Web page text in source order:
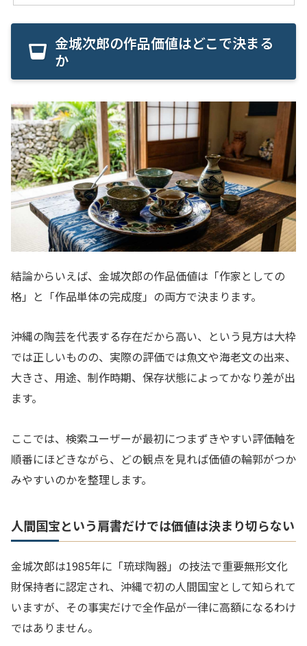
金城次郎の作品価値はどこで決まる
か
結論からいえば、金城次郎の作品価値は「作家としての
格」と「作品単体の完成度」の両方で決まります。
沖縄の陶芸を代表する存在だから高い、という見方は大枠
では正しいものの、実際の評価では魚文や海老文の出来、
大きさ、用途、制作時期、保存状態によってかなり差が出
ます。
ここでは、検索ユーザーが最初につまずきやすい評価軸を
順番にほどきながら、どの観点を見れば価値の輪郭がつか
みやすいのかを整理します。
人間国宝という肩書だけでは価値は決まり切らない
金城次郎は1985年に「琉球陶器」の技法で重要無形文化
財保持者に認定され、沖縄で初の人間国宝として知られて
いますが、その事実だけで全作品が一律に高額になるわけ
ではありません。